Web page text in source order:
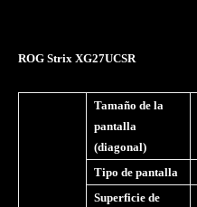
ROG Strix XG27UCSR
Tamaño de la
pantalla
(diagonal)
Tipo de pantalla
Superficie de